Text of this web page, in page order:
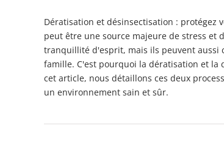
Dératisation et désinsectisation : protégez
peut être une source majeure de stress et
tranquillité d'esprit, mais ils peuvent aussi
famille. C'est pourquoi la dératisation et la
cet article, nous détaillons ces deux
un environnement sain et sûr.